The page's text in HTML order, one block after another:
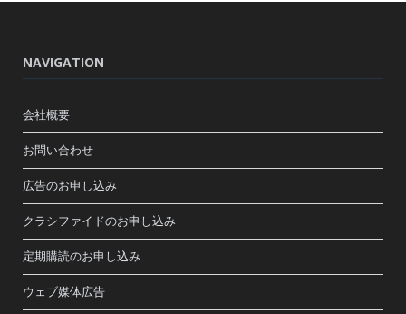
NAVIGATION
会社概要
お問い合わせ
広告のお申し込み
クラシファイドのお申し込み
定期購読のお申し込み
ウェブ媒体広告